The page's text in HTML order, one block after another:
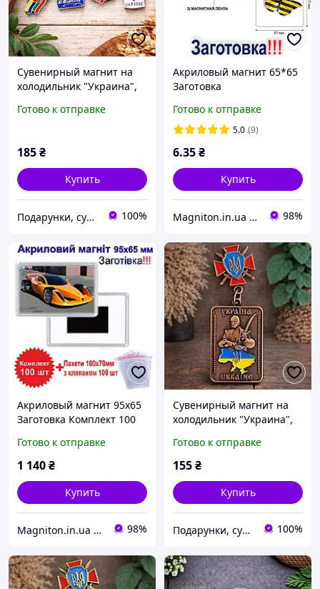
Сувенирный магнит на
холодильник "Украина",
Готово к отправке
185₴
Купить
Подарунки, сувеніри, предмети інтер'єру "Елефант" | © elephant.dp.ua 100%
Акриловый магнит 65*65
Заготовка
Готово к отправке
5.0 (9)
6.35₴
Купить
Magniton.in.ua ТМ 98%
Акриловый магнит 95х65
Заготовка Комплект 100
Готово к отправке
1 140₴
Купить
Magniton.in.ua ТМ 98%
Сувенирный магнит на
холодильник "Украина",
Готово к отправке
155₴
Купить
Подарунки, сувеніри, предмети інтер'єру "Елефант" | © elephant.dp.ua 100%